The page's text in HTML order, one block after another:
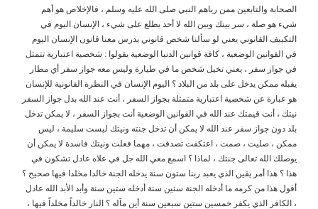
الصحابة والتابعين ممن رباهم النبي صلى الله عليه وسلم ، فالإخلاص هو أهم
شيء هو صلة ، سر بينك وبين الله لا أحد يطلع على شيء ، الإنسان اليوم في
التكييف القانوني يعني لو سألنا شخص قانوني يدرس معنا قانون الإنسان اليوم
في القوانين الوضعية ، كافة قوانين الدنيا الوضعية يقولوا : شخصية اعتبارية تتمثل
في جواز سفر ، يعني تخيل شخص ما في طيارة وليس معه جواز سفر أي مطار
يقبله ممكن يدخل على بلد من البلاد ؟ اليوم الإنسان في النظرة القانونية للإنسان
هو عبارة عن شخصية اعتبارية متمثلة بجواز السفر ، أنت عند الله بدل جواز السفر
نيتك ، أنت قيمتك عند الله في القوانين الوضعية أنت بجواز السفر ، لا يمكن تدخل
بلد دون جواز سفر عند الله لا يمكن أن تدخل جنته ونيتك ليست سليمة ، ليس
ممكن ، صليت ، صمت ، اعتكفت تصدقت ، مهما فعلت ونيتك فاسدة لا يمكن أن
يوصلك الله تعالى جنتك ، لماذا ؟ اسمع معي الله جل في علاه عادل تشكون في
هذا ؟ هذا أمر يقين الذي يعبد ربنا ستون سنة يدخله الجنة خالدا مخلدا فيها صحيح ؟
أقول هذا من كرمه ما أدخله الجنة ستين سنة أدخله ستين سنة وأبد الأبد الله عادل
، الكافر الذي يكفر خمسين ستين سبعين سنة أين مآله ؟ النار خالداً مخلداً فيها ،